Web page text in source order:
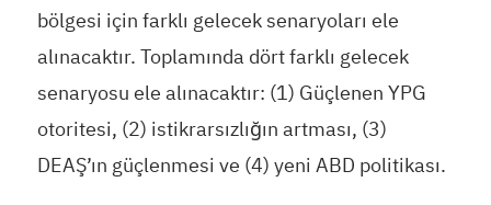
bölgesi için farklı gelecek senaryoları ele
alınacaktır. Toplamında dört farklı gelecek
senaryosu ele alınacaktır: (1) Güçlenen YPG
otoritesi, (2) istikrarsızlığın artması, (3)
DEAŞ’ın güçlenmesi ve (4) yeni ABD politikası.